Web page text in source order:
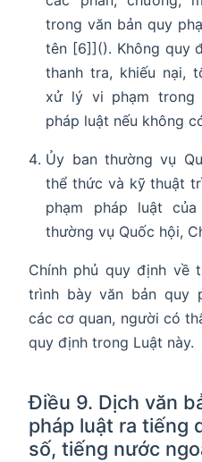
trong văn bản quy
tên [6]](). Không quy
thanh tra, khiếu nại,
xử lý vi phạm trong
pháp luật nếu không
Ủy ban thường vụ
thể thức và kỹ thuật
phạm pháp luật
thường vụ Quốc hội,
Chính phủ quy định về
trình bày văn bản quy
các cơ quan, người có
quy định trong Luật này.
Điều 9. Dịch văn
pháp luật ra tiếng
số, tiếng nước